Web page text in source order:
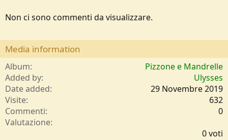
Non ci sono commenti da visualizzare.
Media information
Album
Pizzone e Mandrelle
Added by
Ulysses
Date added
29 Novembre 2019
Visite
632
Commenti
0
Valutazione
0 voti